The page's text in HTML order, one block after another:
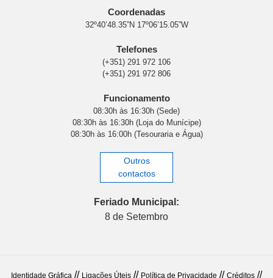
Coordenadas
32º40’48.35”N 17º06’15.05”W
Telefones
(+351) 291 972 106
(+351) 291 972 806
Funcionamento
08:30h às 16:30h (Sede)
08:30h às 16:30h (Loja do Munícipe)
08:30h às 16:00h (Tesouraria e Água)
Outros
contactos
Feriado Municipal:
8 de Setembro
Identidade Gráfica // Ligações Úteis // Política de Privacidade // Créditos //